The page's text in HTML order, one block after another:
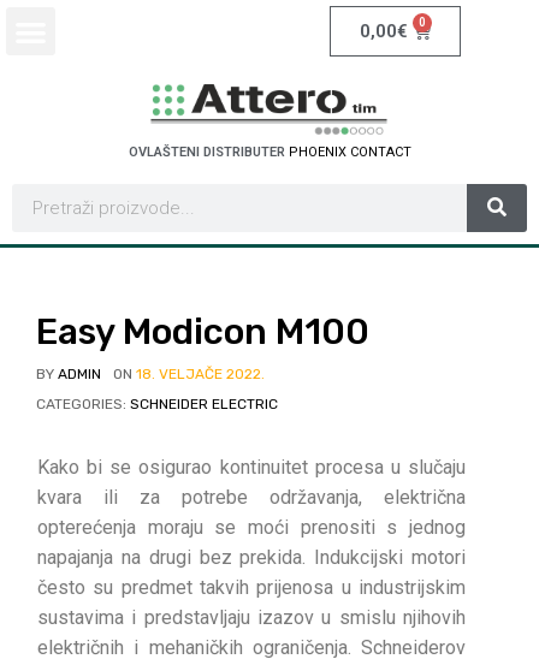
0,00€ 0
OVLAŠTENI DISTRIBUTER PHOENIX CONTACT
Easy Modicon M100
BY ADMIN ON 18. VELJAČE 2022.
CATEGORIES: SCHNEIDER ELECTRIC
Kako bi se osigurao kontinuitet procesa u slučaju
kvara ili za potrebe održavanja, električna
opterećenja moraju se moći prenositi s jednog
napajanja na drugi bez prekida. Indukcijski motori
često su predmet takvih prijenosa u industrijskim
sustavima i predstavljaju izazov u smislu njihovih
električnih i mehaničkih ograničenja. Schneiderov